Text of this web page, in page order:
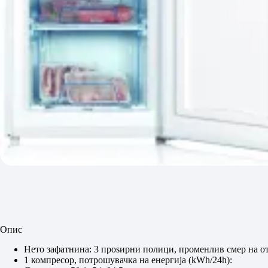
Опис
Нето зафатнина: 3 проѕирни полици, променлив смер на
1 компресор, потрошувачка на енергија (kWh/24h):